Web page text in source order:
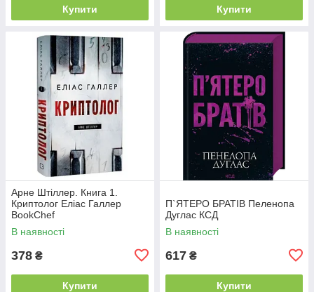
Купити Купити
Арне Штіллер. Книга 1.
Криптолог Еліас Галлер
BookChef
В наявності
378 ₴
Купити
П`ЯТЕРО БРАТІВ Пеленопа
Дуглас КСД
В наявності
617 ₴
Купити